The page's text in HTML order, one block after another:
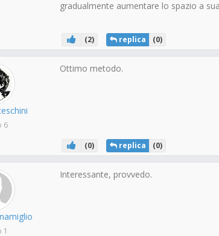
gradualmente aumentare lo spazio a
(2) replica (0)
6
Ottimo metodo.
(0) replica (0)
1
Interessante, provvedo.